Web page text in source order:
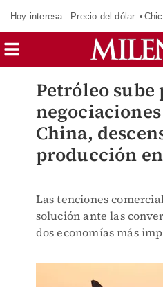
Hoy interesa: Precio del dólar
Petróleo sube
China,
producción
Las tenciones
solución ante las
dos economías más